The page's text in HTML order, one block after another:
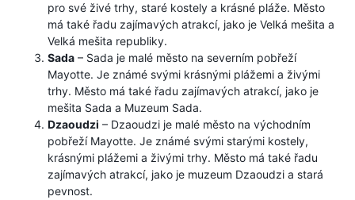
pro své živé trhy, staré kostely a krásné pláže. Město
má také řadu zajímavých atrakcí, jako je Velká mešita a
Velká mešita republiky.
Sada – Sada je malé město na severním pobřeží
Mayotte. Je známé svými krásnými plážemi a živými
trhy. Město má také řadu zajímavých atrakcí, jako je
mešita Sada a Muzeum Sada.
Dzaoudzi – Dzaoudzi je malé město na východním
pobřeží Mayotte. Je známé svými starými kostely,
krásnými plážemi a živými trhy. Město má také řadu
zajímavých atrakcí, jako je muzeum Dzaoudzi a stará
pevnost.